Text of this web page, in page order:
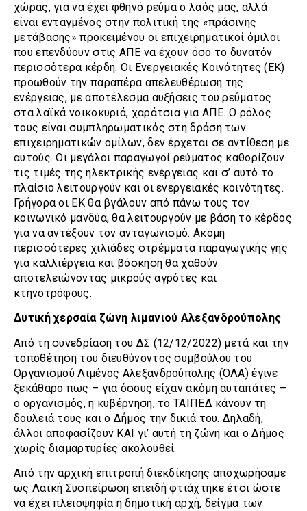
χώρας, για να έχει φθηνό ρεύμα ο λαός μας, αλλά
είναι ενταγμένος στην πολιτική της «πράσινης
μετάβασης» προκειμένου οι επιχειρηματικοί όμιλοι
που επενδύουν στις ΑΠΕ να έχουν όσο το δυνατόν
περισσότερα κέρδη. Οι Ενεργειακές Κοινότητες (ΕΚ)
προωθούν την παραπέρα απελευθέρωση της
ενέργειας, με αποτέλεσμα αυξήσεις του ρεύματος
στα λαϊκά νοικοκυριά, χαράτσια για ΑΠΕ. Ο ρόλος
τους είναι συμπληρωματικός στη δράση των
επιχειρηματικών ομίλων, δεν έρχεται σε αντίθεση με
αυτούς. Οι μεγάλοι παραγωγοί ρεύματος καθορίζουν
τις τιμές της ηλεκτρικής ενέργειας και σ’ αυτό το
πλαίσιο λειτουργούν και οι ενεργειακές κοινότητες.
Γρήγορα οι ΕΚ θα βγάλουν από πάνω τους τον
κοινωνικό μανδύα, θα λειτουργούν με βάση το κέρδος
για να αντέξουν τον ανταγωνισμό. Ακόμη
περισσότερες χιλιάδες στρέμματα παραγωγικής γης
για καλλιέργεια και βόσκηση θα χαθούν
αποτελειώνοντας μικρούς αγρότες και
κτηνοτρόφους.
Δυτική χερσαία ζώνη λιμανιού Αλεξανδρούπολης
Από τη συνεδρίαση του ΔΣ (12/12/2022) μετά και την
τοποθέτηση του διευθύνοντος συμβούλου του
Οργανισμού Λιμένος Αλεξανδρούπολης (ΟΛΑ) έγινε
ξεκάθαρο πως – για όσους είχαν ακόμη αυταπάτες –
ο οργανισμός, η κυβέρνηση, το ΤΑΙΠΕΔ κάνουν τη
δουλειά τους και ο Δήμος την δικιά του. Δηλαδή,
άλλοι αποφασίζουν ΚΑΙ γι’ αυτή τη ζώνη και ο Δήμος
χωρίς διαμαρτυρίες ακολουθεί.
Από την αρχική επιτροπή διεκδίκησης αποχωρήσαμε
ως Λαϊκή Συσπείρωση επειδή φτιάχτηκε έτσι ώστε
να έχει πλειοψηφία η δημοτική αρχή, δείγμα των